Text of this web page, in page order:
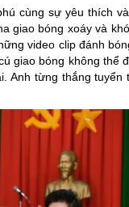
cùng sự yêu thích
giao bóng xoáy và
video clip đánh
giao bóng không thể
Anh từng thắng tuyển